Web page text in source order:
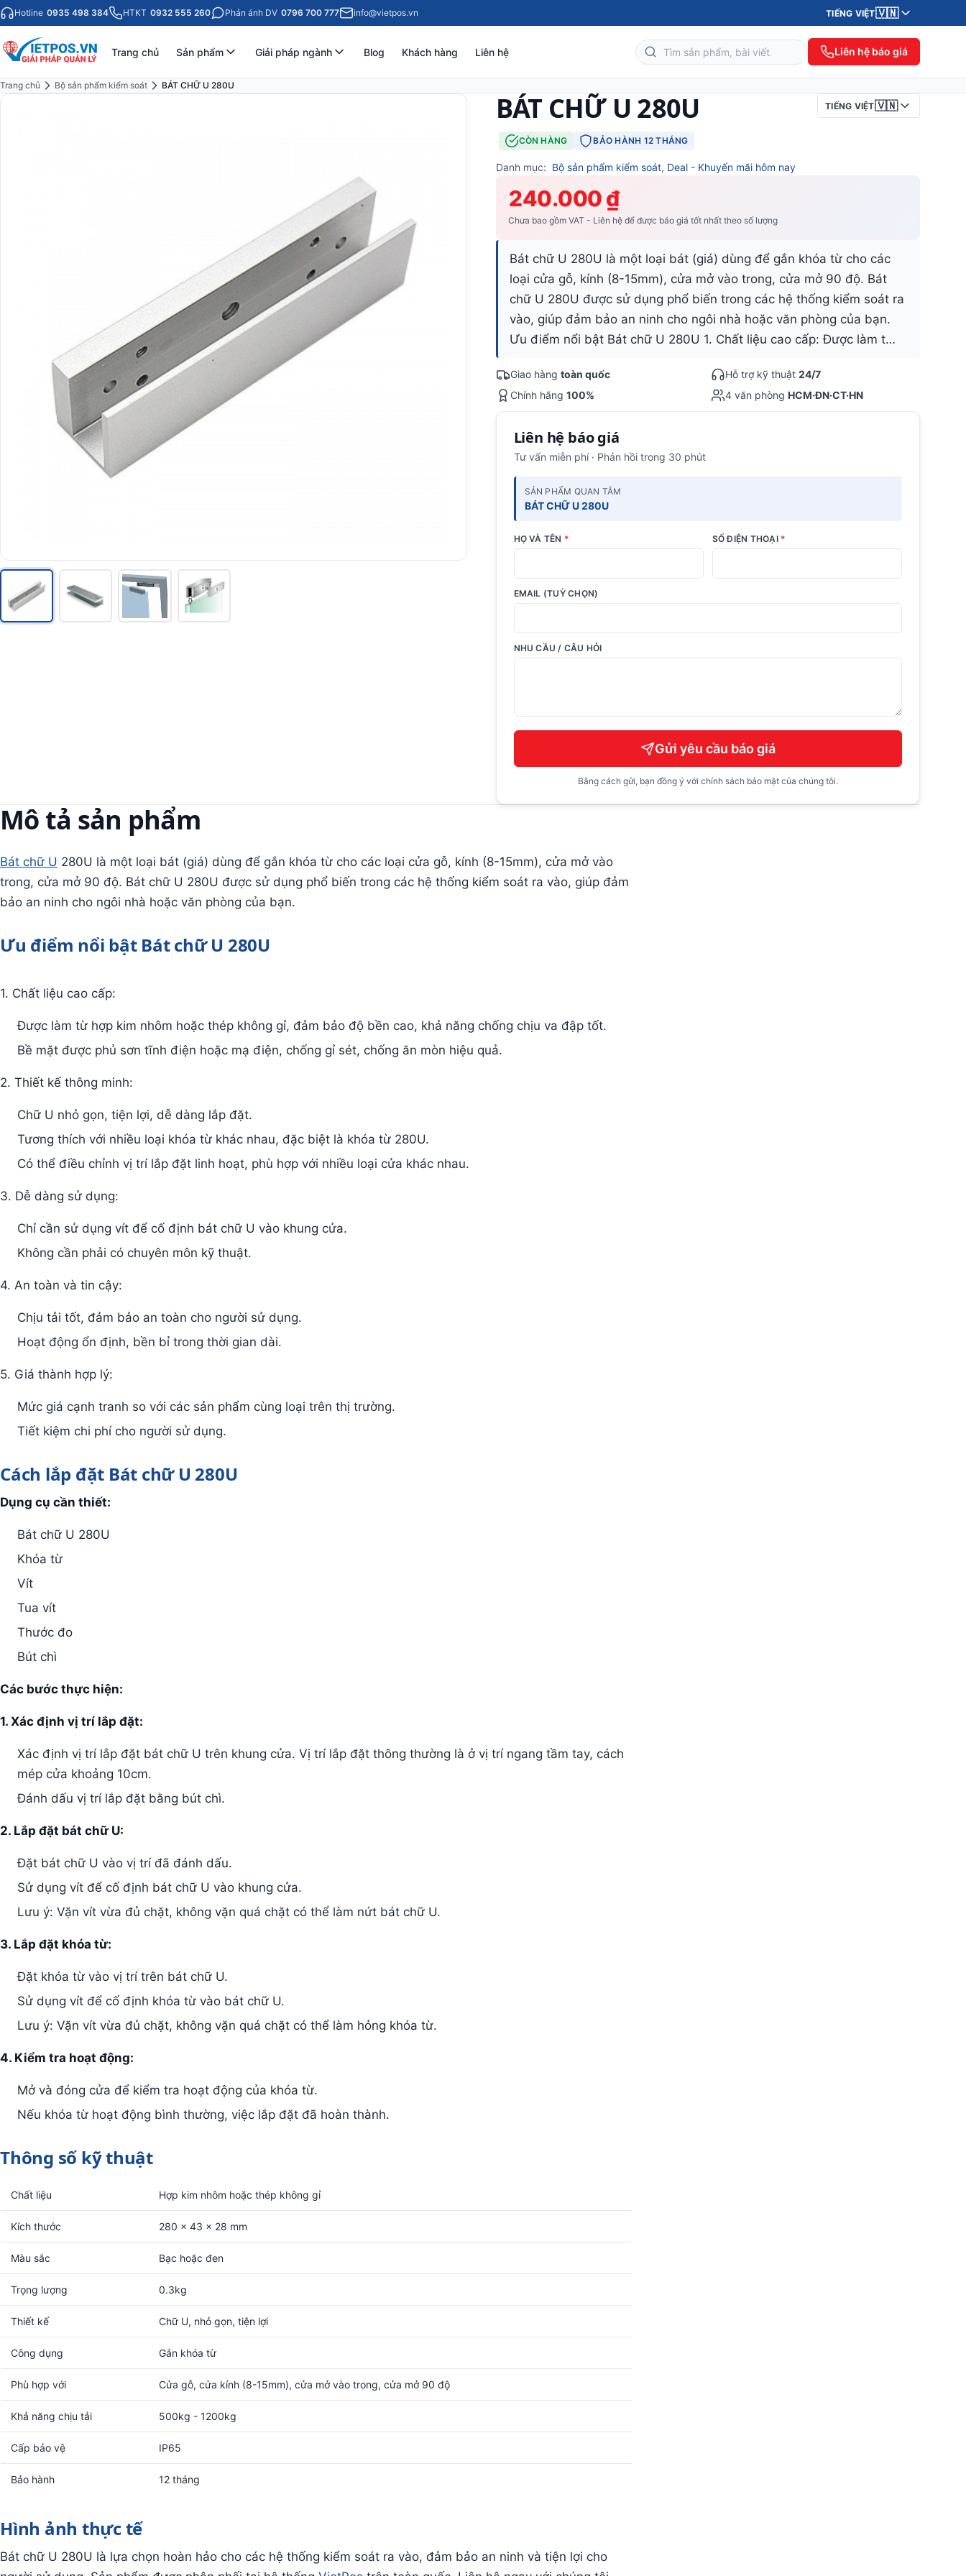
Hotline 0935 498 384 HTKT 0932 555 260 Phản ánh DV 0796 700 777 info@vietpos.vn TIẾNG VIỆT🇻🇳
Trang chủ Sản phẩm Giải pháp ngành Blog Khách hàng Liên hệ Liên hệ báo giá
Trang chủ Bộ sản phẩm kiểm soát
BÁT CHỮ U 280U
TIẾNG VIỆT🇻🇳
BÁT CHỮ U 280U
· CÒN HÀNG BẢO HÀNH 12 THÁNG
Danh mục: Bộ sản phẩm kiểm soát, Deal - Khuyến mãi hôm nay
240.000 ₫
Chưa bao gồm VAT - Liên hệ để được báo giá tốt nhất theo số lượng
Bát chữ U 280U là một loại bát (giá) dùng để gắn khóa từ cho các
loại cửa gỗ, kính (8-15mm), cửa mở vào trong, cửa mở 90 độ. Bát
chữ U 280U được sử dụng phổ biến trong các hệ thống kiểm soát ra
vào, giúp đảm bảo an ninh cho ngôi nhà hoặc văn phòng của bạn.
Ưu điểm nổi bật Bát chữ U 280U 1. Chất liệu cao cấp: Được làm t…
Giao hàng toàn quốc Hỗ trợ kỹ thuật 24/7
Chính hãng 100% 4 văn phòng HCM·ĐN·CT·HN
Liên hệ báo giá
Tư vấn miễn phí · Phản hồi trong 30 phút
SẢN PHẨM QUAN TÂM
BÁT CHỮ U 280U
HỌ VÀ TÊN * SỐ ĐIỆN THOẠI *
EMAIL (TUỲ CHỌN)
NHU CẦU / CÂU HỎI
Gửi yêu cầu báo giá
Bằng cách gửi, bạn đồng ý với chính sách bảo mật của chúng tôi.
Mô tả sản phẩm
Bát chữ U 280U là một loại bát (giá) dùng để gắn khóa từ cho các loại cửa gỗ, kính (8-15mm), cửa mở vào
trong, cửa mở 90 độ. Bát chữ U 280U được sử dụng phổ biến trong các hệ thống kiểm soát ra vào, giúp đảm
bảo an ninh cho ngôi nhà hoặc văn phòng của bạn.
Ưu điểm nổi bật Bát chữ U 280U
1. Chất liệu cao cấp:
Được làm từ hợp kim nhôm hoặc thép không gỉ, đảm bảo độ bền cao, khả năng chống chịu va đập tốt.
Bề mặt được phủ sơn tĩnh điện hoặc mạ điện, chống gỉ sét, chống ăn mòn hiệu quả.
2. Thiết kế thông minh:
Chữ U nhỏ gọn, tiện lợi, dễ dàng lắp đặt.
Tương thích với nhiều loại khóa từ khác nhau, đặc biệt là khóa từ 280U.
Có thể điều chỉnh vị trí lắp đặt linh hoạt, phù hợp với nhiều loại cửa khác nhau.
3. Dễ dàng sử dụng:
Chỉ cần sử dụng vít để cố định bát chữ U vào khung cửa.
Không cần phải có chuyên môn kỹ thuật.
4. An toàn và tin cậy:
Chịu tải tốt, đảm bảo an toàn cho người sử dụng.
Hoạt động ổn định, bền bỉ trong thời gian dài.
5. Giá thành hợp lý:
Mức giá cạnh tranh so với các sản phẩm cùng loại trên thị trường.
Tiết kiệm chi phí cho người sử dụng.
Cách lắp đặt Bát chữ U 280U
Dụng cụ cần thiết:
Bát chữ U 280U
Khóa từ
Vít
Tua vít
Thước đo
Bút chì
Các bước thực hiện:
1. Xác định vị trí lắp đặt:
Xác định vị trí lắp đặt bát chữ U trên khung cửa. Vị trí lắp đặt thông thường là ở vị trí ngang tầm tay, cách
mép cửa khoảng 10cm.
Đánh dấu vị trí lắp đặt bằng bút chì.
2. Lắp đặt bát chữ U:
Đặt bát chữ U vào vị trí đã đánh dấu.
Sử dụng vít để cố định bát chữ U vào khung cửa.
Lưu ý: Vặn vít vừa đủ chặt, không vặn quá chặt có thể làm nứt bát chữ U.
3. Lắp đặt khóa từ:
Đặt khóa từ vào vị trí trên bát chữ U.
Sử dụng vít để cố định khóa từ vào bát chữ U.
Lưu ý: Vặn vít vừa đủ chặt, không vặn quá chặt có thể làm hỏng khóa từ.
4. Kiểm tra hoạt động:
Mở và đóng cửa để kiểm tra hoạt động của khóa từ.
Nếu khóa từ hoạt động bình thường, việc lắp đặt đã hoàn thành.
Thông số kỹ thuật
Chất liệu Hợp kim nhôm hoặc thép không gỉ
Kích thước 280 x 43 x 28 mm
Màu sắc Bạc hoặc đen
Trọng lượng 0.3kg
Thiết kế Chữ U, nhỏ gọn, tiện lợi
Công dụng Gắn khóa từ
Phù hợp với Cửa gỗ, cửa kính (8-15mm), cửa mở vào trong, cửa mở 90 độ
Khả năng chịu tải 500kg - 1200kg
Cấp bảo vệ IP65
Bảo hành 12 tháng
Hình ảnh thực tế
Bát chữ U 280U là lựa chọn hoàn hảo cho các hệ thống kiểm soát ra vào, đảm bảo an ninh và tiện lợi cho